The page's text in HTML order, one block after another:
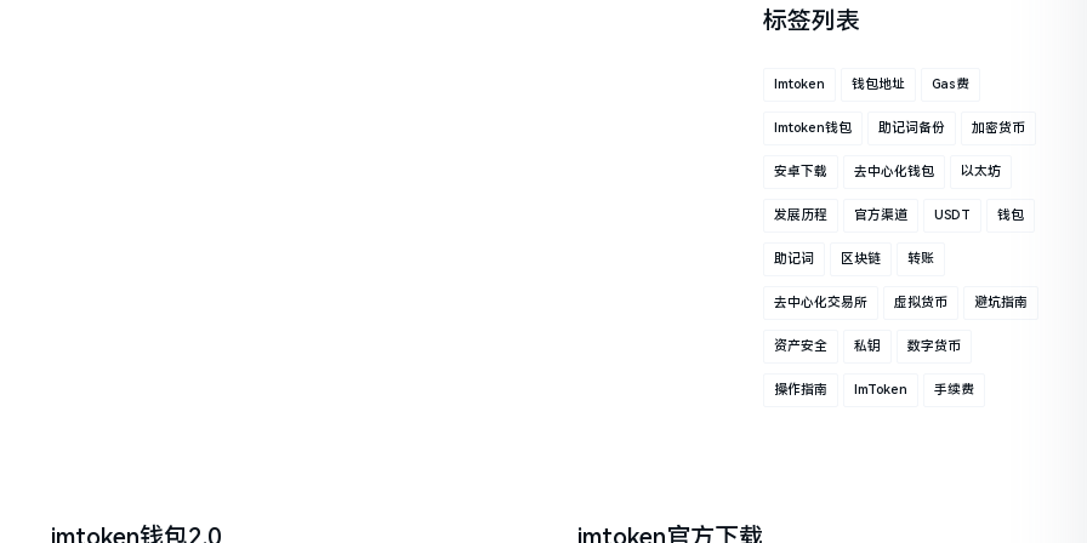
标签列表
Imtoken 钱包地址 Gas费
Imtoken钱包 助记词备份 加密货币
安卓下载 去中心化钱包 以太坊
发展历程 官方渠道 USDT 钱包
助记词 区块链 转账
去中心化交易所 虚拟货币 避坑指南
资产安全 私钥 数字货币
操作指南 ImToken 手续费